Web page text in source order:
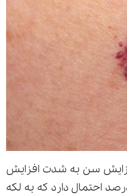
افزایش سن به شدت افزایش
یابد. یک پسر 16 ساله 0.6 درصد احتمال دارد که به لکه